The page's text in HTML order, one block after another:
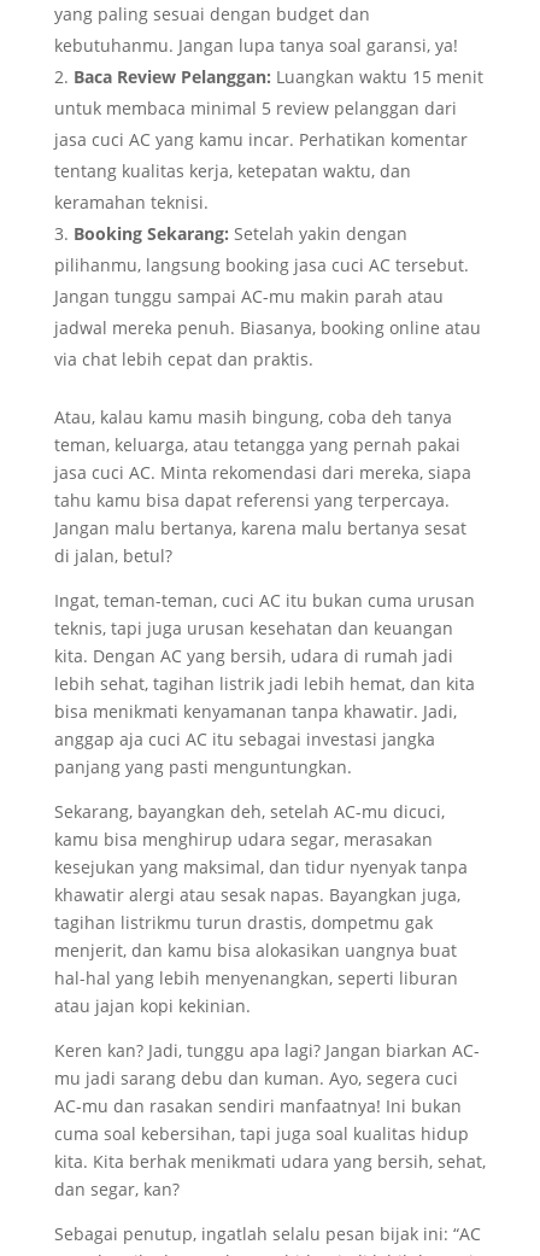
yang paling sesuai dengan budget dan
kebutuhanmu. Jangan lupa tanya soal garansi, ya!
Baca Review Pelanggan: Luangkan waktu 15 menit
untuk membaca minimal 5 review pelanggan dari
jasa cuci AC yang kamu incar. Perhatikan komentar
tentang kualitas kerja, ketepatan waktu, dan
keramahan teknisi.
Booking Sekarang: Setelah yakin dengan
pilihanmu, langsung booking jasa cuci AC tersebut.
Jangan tunggu sampai AC-mu makin parah atau
jadwal mereka penuh. Biasanya, booking online atau
via chat lebih cepat dan praktis.
Atau, kalau kamu masih bingung, coba deh tanya
teman, keluarga, atau tetangga yang pernah pakai
jasa cuci AC. Minta rekomendasi dari mereka, siapa
tahu kamu bisa dapat referensi yang terpercaya.
Jangan malu bertanya, karena malu bertanya sesat
di jalan, betul?
Ingat, teman-teman, cuci AC itu bukan cuma urusan
teknis, tapi juga urusan kesehatan dan keuangan
kita. Dengan AC yang bersih, udara di rumah jadi
lebih sehat, tagihan listrik jadi lebih hemat, dan kita
bisa menikmati kenyamanan tanpa khawatir. Jadi,
anggap aja cuci AC itu sebagai investasi jangka
panjang yang pasti menguntungkan.
Sekarang, bayangkan deh, setelah AC-mu dicuci,
kamu bisa menghirup udara segar, merasakan
kesejukan yang maksimal, dan tidur nyenyak tanpa
khawatir alergi atau sesak napas. Bayangkan juga,
tagihan listrikmu turun drastis, dompetmu gak
menjerit, dan kamu bisa alokasikan uangnya buat
hal-hal yang lebih menyenangkan, seperti liburan
atau jajan kopi kekinian.
Keren kan? Jadi, tunggu apa lagi? Jangan biarkan AC-
mu jadi sarang debu dan kuman. Ayo, segera cuci
AC-mu dan rasakan sendiri manfaatnya! Ini bukan
cuma soal kebersihan, tapi juga soal kualitas hidup
kita. Kita berhak menikmati udara yang bersih, sehat,
dan segar, kan?
Sebagai penutup, ingatlah selalu pesan bijak ini: “AC